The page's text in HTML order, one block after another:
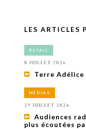
LES ARTICLES
RETAIL
8 JUILLET 2026
Terre
MÉDIAS
29 JUILLET 2026
Audiences
plus écoutées